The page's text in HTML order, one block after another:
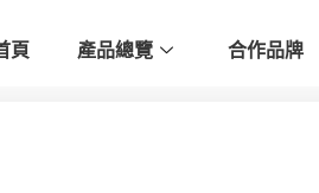
頁 產品總覽 合作品牌